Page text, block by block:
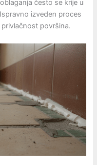
često se krije u
izveden proces
površina.